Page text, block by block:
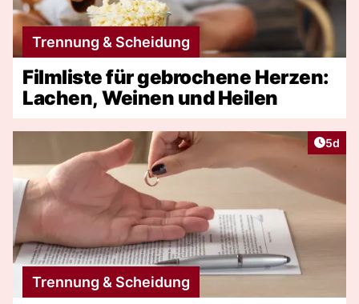
Trennung & Scheidung
Filmliste für gebrochene Herzen:
Lachen, Weinen und Heilen
5d
Trennung & Scheidung